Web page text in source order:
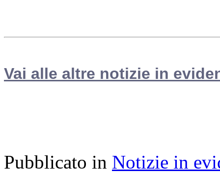
Vai alle altre notizie in
Pubblicato in Notizie in